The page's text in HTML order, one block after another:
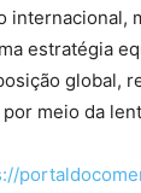
estratégia
global,
meio da